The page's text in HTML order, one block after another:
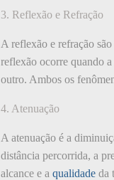
3. Reflexão e Refração
A reflexão e refração
reflexão ocorre quando
outro. Ambos os
4. Atenuação
A atenuação é a
distância percorrida, a
alcance e a qualidade da